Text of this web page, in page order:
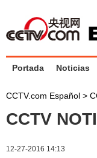
Portada Noticias
CCTV.com Español >
CCTV
12-27-2016 14:13